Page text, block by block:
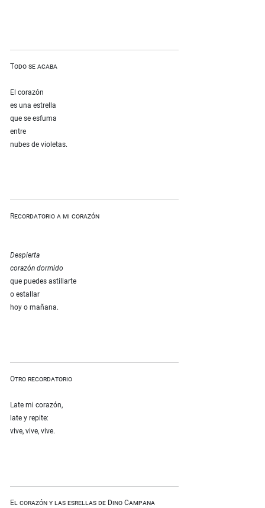
Todo se acaba
El corazón
es una estrella
que se esfuma
entre
nubes de violetas.
Recordatorio a mi corazón
Despierta
corazón dormido
que puedes astillarte
o estallar
hoy o mañana.
Otro recordatorio
Late mi corazón,
late y repite:
vive, vive, vive.
El corazón y las esrellas de Dino Campana